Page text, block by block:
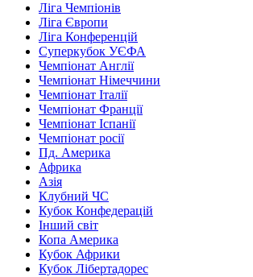
Ліга Чемпіонів
Ліга Європи
Ліга Конференцій
Суперкубок УЄФА
Чемпіонат Англії
Чемпіонат Німеччини
Чемпіонат Італії
Чемпіонат Франції
Чемпіонат Іспанії
Чемпіонат росії
Пд. Америка
Африка
Азія
Клубний ЧС
Кубок Конфедерацій
Інший світ
Копа Америка
Кубок Африки
Кубок Лібертадорес